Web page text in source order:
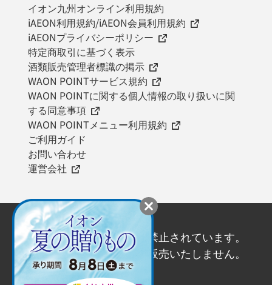
イオン九州オンライン利用規約
iAEON利用規約/iAEON会員利用規約
iAEONプライバシーポリシー
特定商取引に基づく表示
酒類販売管理者標識の掲示
WAON POINTサービス規約
WAON POINTに関する個人情報の取り扱いに関
する同意事項
WAON POINTメニュー利用規約
ご利用ガイド
お問い合わせ
運営会社
20歳未満の飲酒は法律で禁止されています。
20歳未満の方にはお酒を販売いたしません。